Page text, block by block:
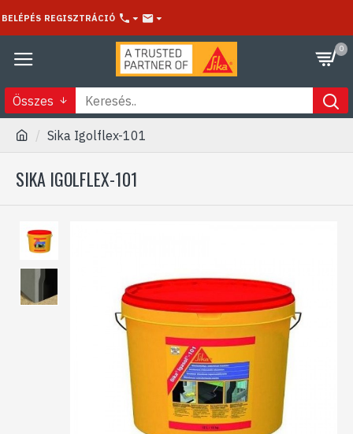
BELÉPÉS REGISZTRÁCIÓ
0
Összes
Sika Igolflex-101
SIKA IGOLFLEX-101